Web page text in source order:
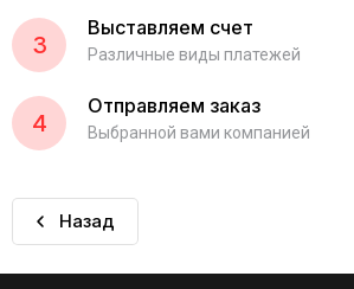
3
Выставляем счет
Различные виды платежей
4
Отправляем заказ
Выбранной вами компанией
Назад